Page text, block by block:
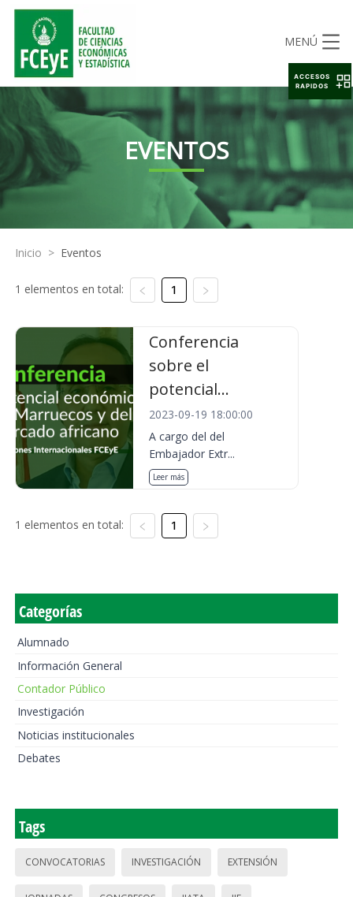
MENÚ
EVENTOS
Inicio > Eventos
1 elementos en total: 1
Conferencia
sobre el
potencial...
2023-09-19 18:00:00
A cargo del del
Embajador Extr...
Leer más
1 elementos en total: 1
Categorías
Alumnado
Información General
Contador Público
Investigación
Noticias institucionales
Debates
Tags
CONVOCATORIAS INVESTIGACIÓN EXTENSIÓN
ACCESOS
RAPIDOS